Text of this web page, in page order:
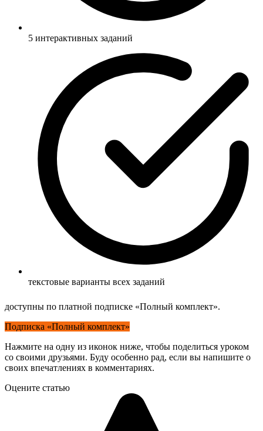
5 интерактивных заданий
текстовые варианты всех заданий
доступны по платной подписке «Полный комплект».
Подписка «Полный комплект»
Нажмите на одну из иконок ниже, чтобы поделиться уроком
со своими друзьями. Буду особенно рад, если вы напишите о
своих впечатлениях в комментариях.
Оцените статью